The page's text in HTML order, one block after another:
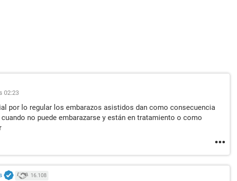
02:23
por lo regular los embarazos asistidos dan como consecuencia
no puede embarazarse y están en tratamiento o como
16.108